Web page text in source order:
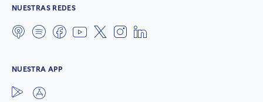
NUESTRAS REDES
NUESTRA APP